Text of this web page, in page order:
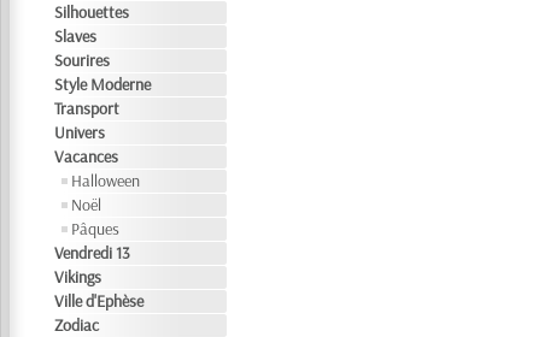
Silhouettes
Slaves
Sourires
Style Moderne
Transport
Univers
Vacances
Halloween
Noël
Pâques
Vendredi 13
Vikings
Ville d'Ephèse
Zodiac